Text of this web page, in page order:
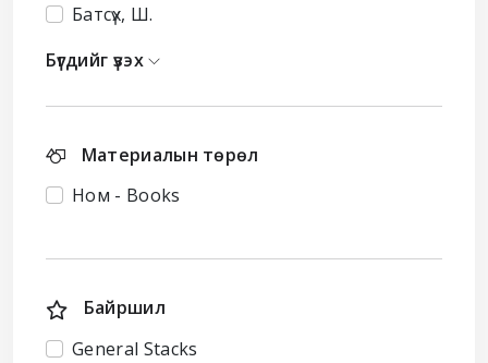
Батсүх, Ш.
Бүгдийг үзэх
Материалын төрөл
Ном - Books
Байршил
General Stacks